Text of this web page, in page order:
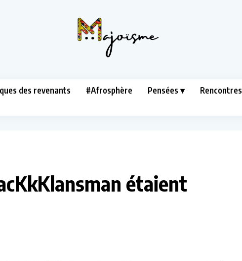
des revenants #Afrosphère Pensées ▾ Rencontres
étaient